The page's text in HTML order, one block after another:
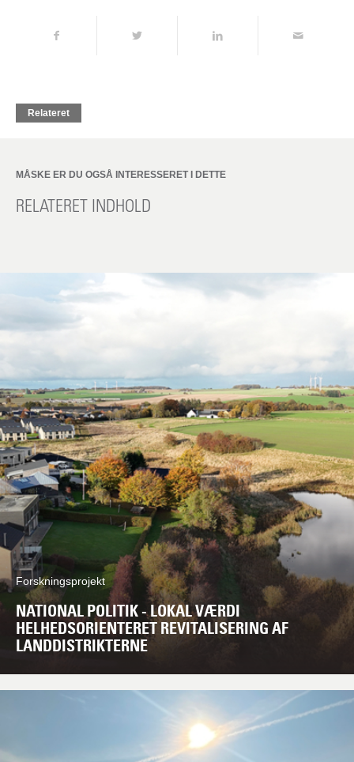
Relateret
MÅSKE ER DU OGSÅ INTERESSERET I DETTE
RELATERET INDHOLD
Forskningsprojekt
NATIONAL POLITIK - LOKAL VÆRDI
HELHEDSORIENTERET REVITALISERING AF
LANDDISTRIKTERNE